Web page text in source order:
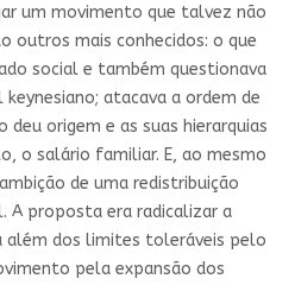
um movimento que talvez não
outros mais conhecidos: o que
social e também questionava
atacava a ordem de
deu origem e as suas hierarquias
o salário familiar. E, ao mesmo
de uma redistribuição
A proposta era radicalizar a
além dos limites toleráveis pelo
pela expansão dos